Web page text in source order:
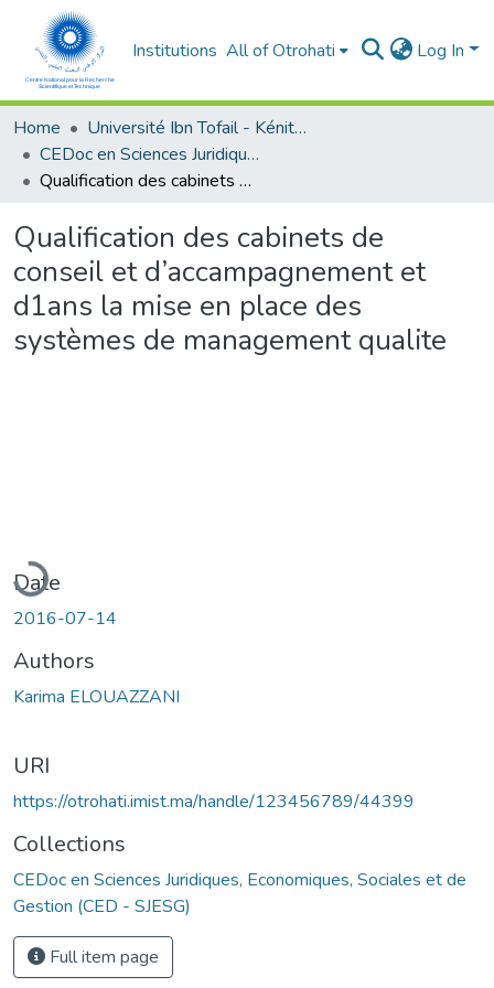
Institutions All of Otrohati Log In
Home
Université Ibn Tofail - Kénitra
CEDoc en Sciences Juridiques, Economiques, Sociales et de Gestion (CED - SJESG)
Qualification des cabinets de conseil et d’accampagnement et d1ans la mise en place des systèmes de management qualite
Qualification des cabinets de
conseil et d’accampagnement et
d1ans la mise en place des
systèmes de management qualite
Date
2016-07-14
Authors
Karima ELOUAZZANI
URI
https://otrohati.imist.ma/handle/123456789/44399
Collections
CEDoc en Sciences Juridiques, Economiques, Sociales et de
Gestion (CED - SJESG)
Full item page